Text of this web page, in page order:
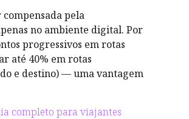
pela
no ambiente digital. Por
progressivos em rotas
até 40% em rotas
e destino) — uma vantagem
completo para viajantes